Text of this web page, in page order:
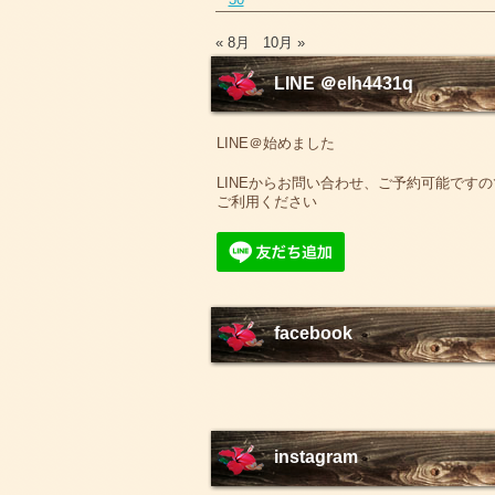
« 8月 10月 »
LINE ＠elh4431q
LINE＠始めました
LINEからお問い合わせ、ご予約可能です
ご利用ください
facebook
instagram